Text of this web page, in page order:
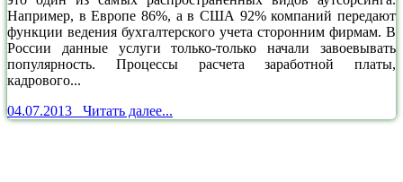
Например, в Европе 86%, а в США 92% компаний передают
функции ведения бухгалтерского учета сторонним фирмам. В
России данные услуги только-только начали завоевывать
популярность. Процессы расчета заработной платы,
кадрового...
04.07.2013 Читать далее...